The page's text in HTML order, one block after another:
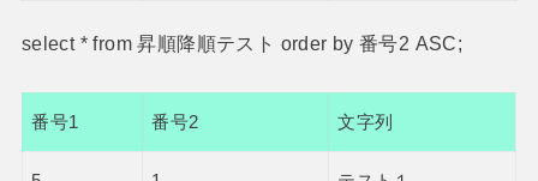
select * from 昇順降順テスト order by 番号2 ASC;
番号1 番号2 文字列